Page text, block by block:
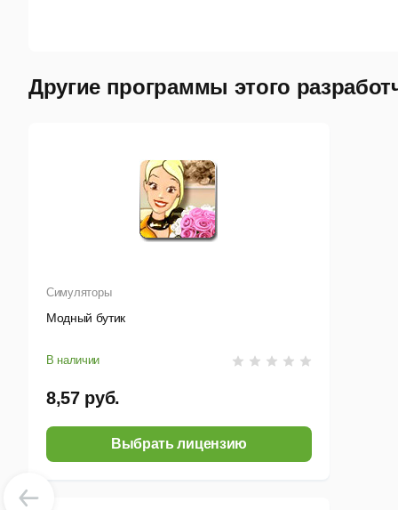
Другие программы этого
Симуляторы
Модный бутик
В наличии
8,57 руб.
Выбрать лицензию